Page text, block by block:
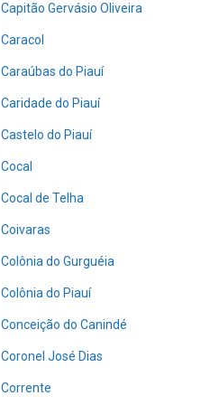
Capitão Gervásio Oliveira
Caracol
Caraúbas do Piauí
Caridade do Piauí
Castelo do Piauí
Cocal
Cocal de Telha
Coivaras
Colônia do Gurguéia
Colônia do Piauí
Conceição do Canindé
Coronel José Dias
Corrente